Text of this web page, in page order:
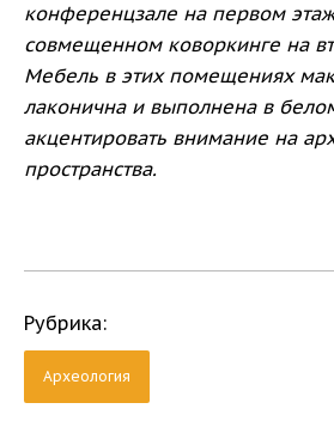
конференцзале на первом
совмещенном коворкинге на
Мебель в этих помещениях
лаконична и выполнена в
акцентировать внимание на
пространства.
Рубрика:
Археология